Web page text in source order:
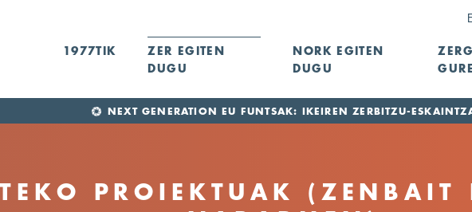
1977TIK
ZER EGITEN
DUGU
NORK EGITEN
DUGU
NEXT GENERATION EU FUNTSAK: IKEIREN ZERBITZU-
PROIEKTUAK (ZENBAIT